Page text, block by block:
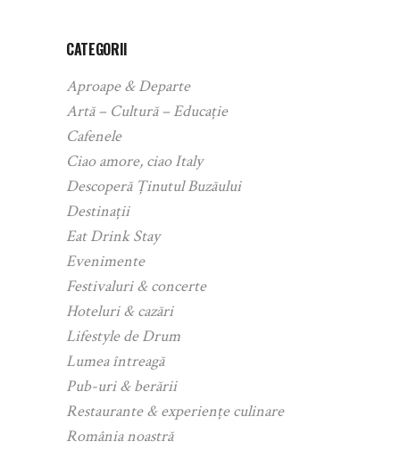
CATEGORII
Aproape & Departe
Artă – Cultură – Educație
Cafenele
Ciao amore, ciao Italy
Descoperă Ținutul Buzăului
Destinații
Eat Drink Stay
Evenimente
Festivaluri & concerte
Hoteluri & cazări
Lifestyle de Drum
Lumea întreagă
Pub-uri & berării
Restaurante & experiențe culinare
România noastră